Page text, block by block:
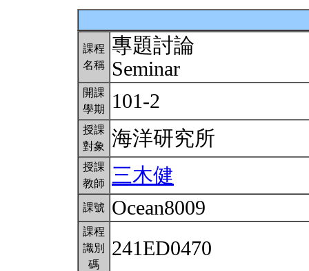
課程
名稱
專題討論
Seminar
開課
學期
101-2
授課
對象
海洋研究所
授課
教師
三木健
課號 Ocean8009
課程
識別
碼
241ED0470